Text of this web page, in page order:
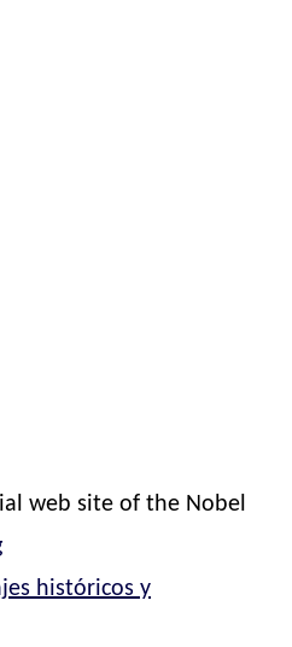
web site of the Nobel
históricos y